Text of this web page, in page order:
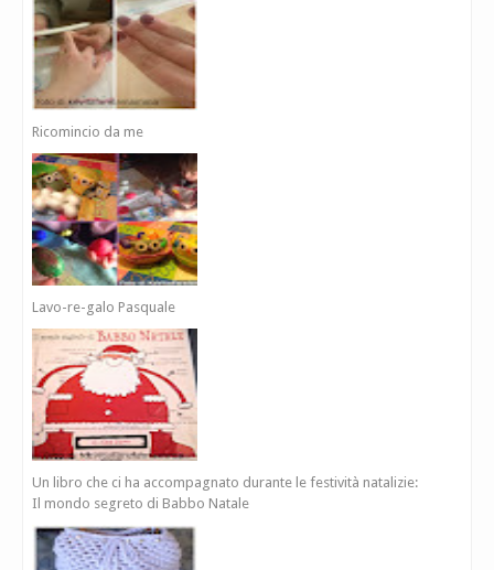
Ricomincio da me
Lavo-re-galo Pasquale
Un libro che ci ha accompagnato durante le festività natalizie:
Il mondo segreto di Babbo Natale